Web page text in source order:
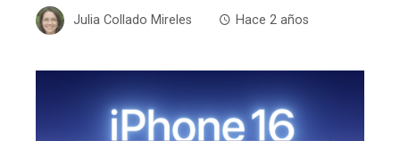
Julia Collado Mireles Hace 2 años